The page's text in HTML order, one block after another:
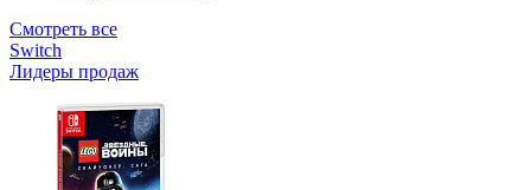
Смотреть все
Switch
Лидеры продаж